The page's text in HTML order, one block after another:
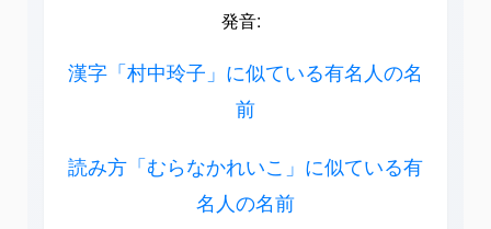
発音:
漢字「村中玲子」に似ている有名人の名
前
読み方「むらなかれいこ」に似ている有
名人の名前